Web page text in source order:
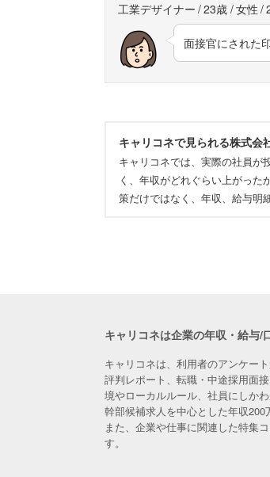
工業デザイナー 23歳 女性
面接官にされた
キャリコネで見られる株式会
キャリコネでは、実際の社員が
く、年収がどれぐらい上がっ
策だけではなく、年収、給与明
キャリコネは企業の年収・給与/
キャリコネは、利用者のアンケー
評判レポート、転職・中途採用面
境やローカルルール、社員にしか
幹部候補求人を中心とした年収
また、企業や仕事に関連した特集
す。